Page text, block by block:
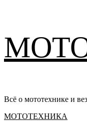
содержимому
Всё о мототехнике и
Основное
МОТОТЕХНИКА